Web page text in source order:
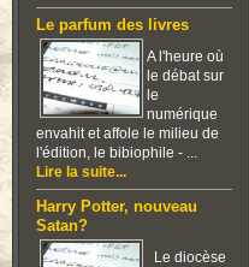
Le parfum des livres
A l'heure où
le débat sur
le
numérique
envahit et affole le milieu de
l'édition, le bibiophile - ...
Lire la suite...
Harry Potter, nouveau
Satan?
Le diocèse